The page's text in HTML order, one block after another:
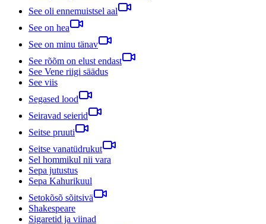
See oli ennemuistsel aal
See on hea
See on minu tänav
See rõõm on elust endast
See Vene riigi säädus
See viis
Segased lood
Seiravad seierid
Seitse pruuti
Seitse vanatüdrukut
Sel hommikul nii vara
Sepa jutustus
Sepa Kahurikuul
Setokõsõ sõitsivä
Shakespeare
Sigaretid ja viinad